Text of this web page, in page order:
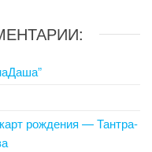
рождения — Тантра-